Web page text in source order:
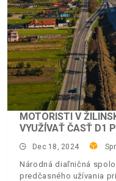
MOTORISTI V
VYUŽÍVAŤ ČASŤ D1
Dec 18, 2024
Národná diaľničná
predčasného užívania